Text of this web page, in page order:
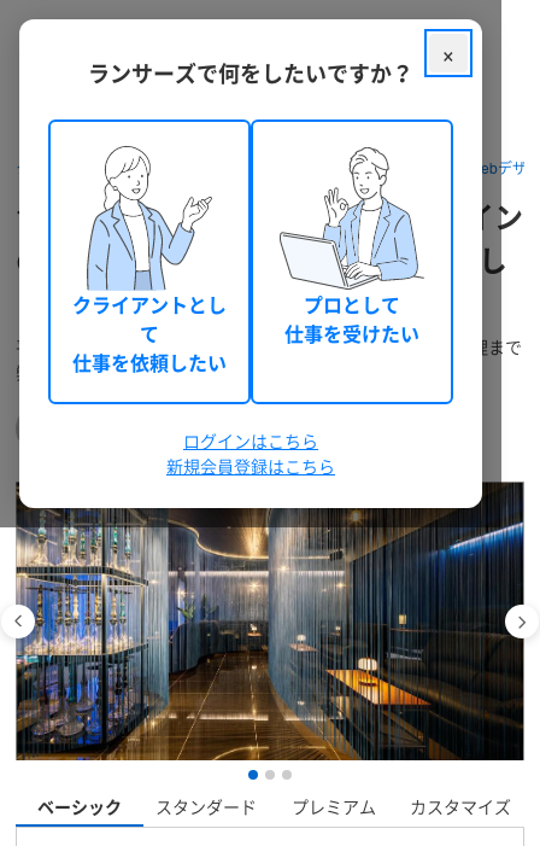
クラウドソーシング ランサーズ パッケージを探す デザイン・Webデザ
1級建築士が新築・インテリアデザイン
のご相談やデザイン提案を対応いたし
ます
平面プランから承ります。見積精査・施工会社紹介・工程管理まで
弊社にて伴走。ビデオ通話の無料相談も対応します。
1 件の仕事を進行中
ベーシック スタンダード プレミアム カスタマイズ
×
ランサーズで何をしたいですか？
クライアントとし
て
仕事を依頼したい
プロとして
仕事を受けたい
ログインはこちら
新規会員登録はこちら